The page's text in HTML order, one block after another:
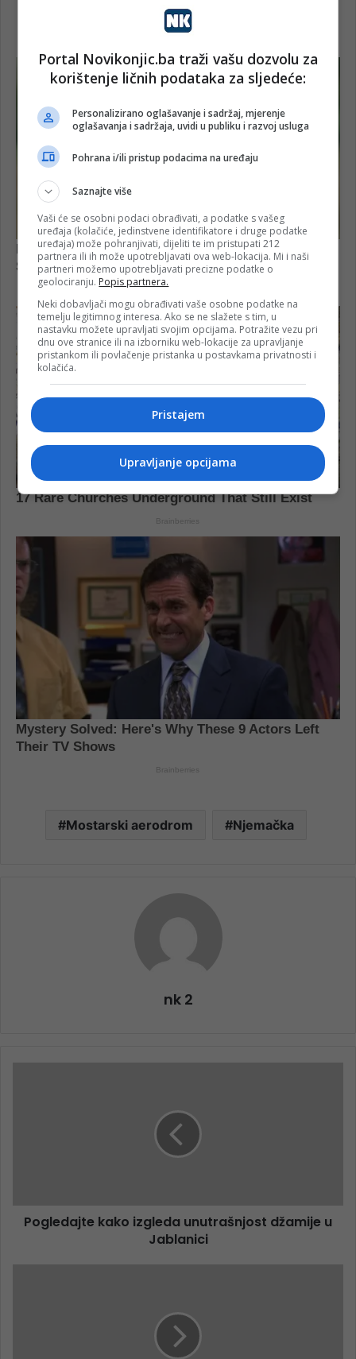
Mostarski aerodrom Njemačka
nk 2
Pogledajte kako izgleda unutrašnjost džamije u
Jablanici
Portal Novikonjic.ba traži vašu dozvolu za
korištenje ličnih podataka za sljedeće:
Personalizirano oglašavanje i sadržaj, mjerenje
oglašavanja i sadržaja, uvidi u publiku i razvoj usluga
Pohrana i/ili pristup podacima na uređaju
Saznajte više
Vaši će se osobni podaci obrađivati, a podatke s vašeg
uređaja (kolačiće, jedinstvene identifikatore i druge podatke
uređaja) može pohranjivati, dijeliti te im pristupati 212
partnera ili ih može upotrebljavati ova web-lokacija. Mi i naši
partneri možemo upotrebljavati precizne podatke o
geolociranju. Popis partnera.
Neki dobavljači mogu obrađivati vaše osobne podatke na
temelju legitimnog interesa. Ako se ne slažete s tim, u
nastavku možete upravljati svojim opcijama. Potražite vezu pri
dnu ove stranice ili na izborniku web-lokacije za upravljanje
pristankom ili povlačenje pristanka u postavkama privatnosti i
kolačića.
Pristajem
Upravljanje opcijama